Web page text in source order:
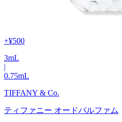
+¥500
3mL
|
0.75mL
TIFFANY & Co.
ティファニー オードパルファム